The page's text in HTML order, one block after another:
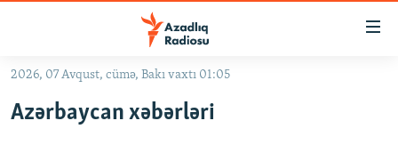
Əsas
qayıt
2026, 07 Avqust, cümə, Bakı vaxtı 01:05
Azərbaycan xəbərləri